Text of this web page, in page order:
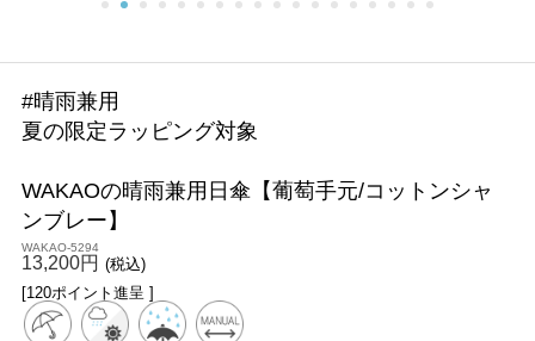
#晴雨兼用
夏の限定ラッピング対象
WAKAOの晴雨兼用日傘【葡萄手元/コットンシャ
ンブレー】
WAKAO-5294
13,200円 (税込)
[120ポイント進呈 ]